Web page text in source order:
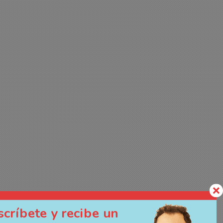
y recibe un